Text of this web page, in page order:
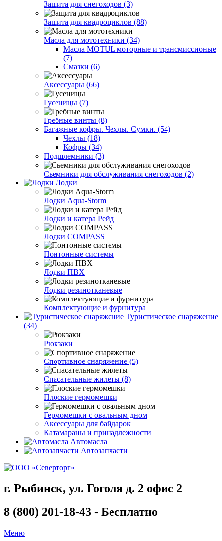
Защита для снегоходов (3)
Защита для квадроциклов (88)
Масла для мототехники (34)
Масла MOTUL моторные и трансмиссионые
(7)
Смазки (6)
Аксессуары (66)
Гусеницы (7)
Гребные винты (8)
Багажные кофры. Чехлы. Сумки. (54)
Чехлы (18)
Кофры (34)
Подшлемники (3)
Сьемники для обслуживания снегоходов (2)
Лодки
Лодки Aqua-Storm
Лодки и катера Рейд
Лодки COMPASS
Понтонные системы
Лодки ПВХ
Лодки резинотканевые
Комплектующие и фурнитура
Туристическое снаряжение
(34)
Рюкзаки
Спортивное снаряжение (5)
Спасательные жилеты (8)
Плоские гермомешки
Гермомешки с овальным дном
Аксессуары для байдарок
Катамараны и принадлежности
Автомасла
Автозапчасти
г. Рыбинск, ул. Гоголя д. 2 офис 2
8 (800) 201-18-43 - Бесплатно
Меню